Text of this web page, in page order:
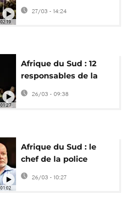
02:19
dénoncent le mur
27/03 - 14:24
01:27
Afrique du Sud : 12
responsables de la
police jugés pour
26/03 - 09:38
01:02
Afrique du Sud : le
chef de la police
devant les tribunaux
pour corruption
26/03 - 10:27